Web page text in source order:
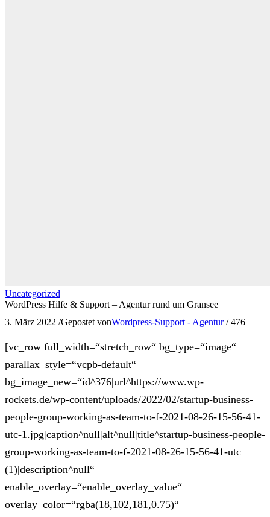
Uncategorized
WordPress Hilfe & Support – Agentur rund um Gransee
3. März 2022 /Gepostet vonWordpress-Support - Agentur / 476
[vc_row full_width=“stretch_row“ bg_type=“image“
parallax_style=“vcpb-default“
bg_image_new=“id^376|url^https://www.wp-
rockets.de/wp-content/uploads/2022/02/startup-business-
people-group-working-as-team-to-f-2021-08-26-15-56-41-
utc-1.jpg|caption^null|alt^null|title^startup-business-people-
group-working-as-team-to-f-2021-08-26-15-56-41-utc
(1)|description^null“
enable_overlay=“enable_overlay_value“
overlay_color=“rgba(18,102,181,0.75)“